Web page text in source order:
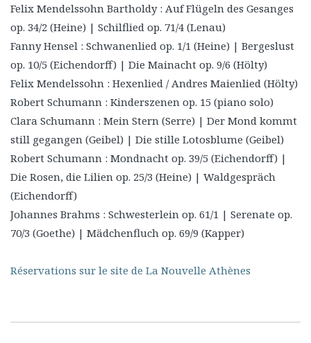
Felix Mendelssohn Bartholdy : Auf Flügeln des Gesanges
op. 34/2 (Heine) | Schilflied op. 71/4 (Lenau)
Fanny Hensel : Schwanenlied op. 1/1 (Heine) | Bergeslust
op. 10/5 (Eichendorff) | Die Mainacht op. 9/6 (Hölty)
Felix Mendelssohn : Hexenlied / Andres Maienlied (Hölty)
Robert Schumann : Kinderszenen op. 15 (piano solo)
Clara Schumann : Mein Stern (Serre) | Der Mond kommt
still gegangen (Geibel) | Die stille Lotosblume (Geibel)
Robert Schumann : Mondnacht op. 39/5 (Eichendorff) |
Die Rosen, die Lilien op. 25/3 (Heine) | Waldgespräch
(Eichendorff)
Johannes Brahms : Schwesterlein op. 61/1 | Serenate op.
70/3 (Goethe) | Mädchenfluch op. 69/9 (Kapper)
Réservations sur le site de La Nouvelle Athènes